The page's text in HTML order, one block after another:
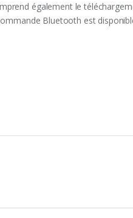
également le
Bluetooth est